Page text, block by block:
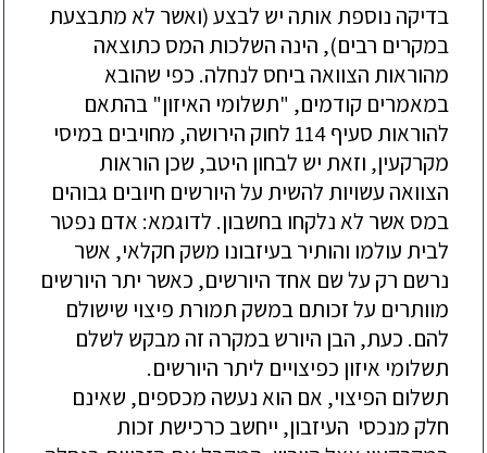
בדיקה נוספת אותה יש לבצע (ואשר לא מתבצעת
במקרים רבים), הינה השלכות המס כתוצאה
מהוראות הצוואה ביחס לנחלה. כפי שהובא
במאמרים קודמים, "תשלומי האיזון" בהתאם
להור
אות סעיף 114 לחוק הירושה, מחויבים במיסי
מקרקעין, וזאת יש לבחון היטב, שכן הוראות
הצוואה עשויות להשית על היורשים חיובים גבוהים
במס אשר לא נלקחו בחשבון. לדוגמא: אדם נפטר
לבית עולמו והותיר בעיזבונו משק חקלאי, אשר
נרשם רק על שם אחד היורשים, כאשר יתר היורשים
מוותרים על זכותם במשק תמורת פיצוי שישולם
להם. כעת, הבן היורש במקרה זה מבקש לשלם
תשלומי איזון כפיצויים ליתר היורשים.
תשלום הפיצוי, אם הוא נעשה מכספים, שאינם
חלק מנכסי העיזבון, ייחשב כרכישת זכות